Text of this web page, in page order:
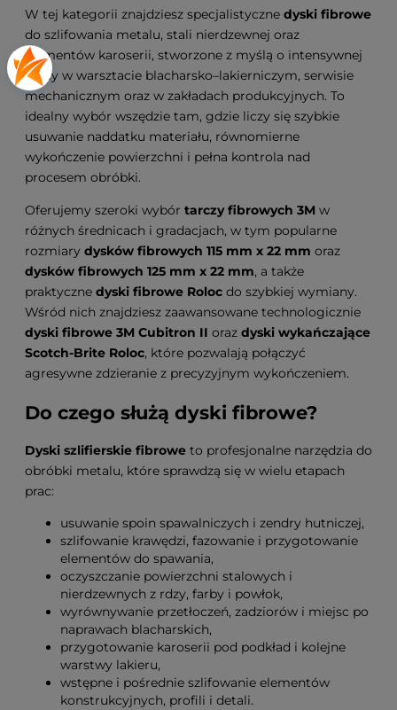
W tej kategorii znajdziesz specjalistyczne dyski fibrowe
do szlifowania metalu, stali nierdzewnej oraz
elementów karoserii, stworzone z myślą o intensywnej
pracy w warsztacie blacharsko–lakierniczym, serwisie
mechanicznym oraz w zakładach produkcyjnych. To
idealny wybór wszędzie tam, gdzie liczy się szybkie
usuwanie naddatku materiału, równomierne
wykończenie powierzchni i pełna kontrola nad
procesem obróbki.
Oferujemy szeroki wybór tarczy fibrowych 3M w
różnych średnicach i gradacjach, w tym popularne
rozmiary dysków fibrowych 115 mm x 22 mm oraz
dysków fibrowych 125 mm x 22 mm, a także
praktyczne dyski fibrowe Roloc do szybkiej wymiany.
Wśród nich znajdziesz zaawansowane technologicznie
dyski fibrowe 3M Cubitron II oraz dyski wykańczające
Scotch-Brite Roloc, które pozwalają połączyć
agresywne zdzieranie z precyzyjnym wykończeniem.
Do czego służą dyski fibrowe?
Dyski szlifierskie fibrowe to profesjonalne narzędzia do
obróbki metalu, które sprawdzą się w wielu etapach
prac:
usuwanie spoin spawalniczych i zendry hutniczej,
szlifowanie krawędzi, fazowanie i przygotowanie
elementów do spawania,
oczyszczanie powierzchni stalowych i
nierdzewnych z rdzy, farby i powłok,
wyrównywanie przetłoczeń, zadziorów i miejsc po
naprawach blacharskich,
przygotowanie karoserii pod podkład i kolejne
warstwy lakieru,
wstępne i pośrednie szlifowanie elementów
konstrukcyjnych, profili i detali.